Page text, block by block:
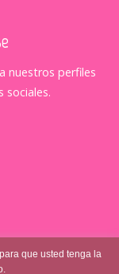
nuestros perfiles
sociales.
que usted tenga la